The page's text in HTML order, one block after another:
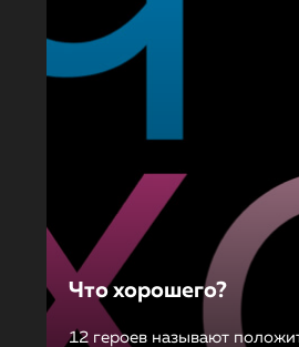
Что хорошего?
12 героев называют